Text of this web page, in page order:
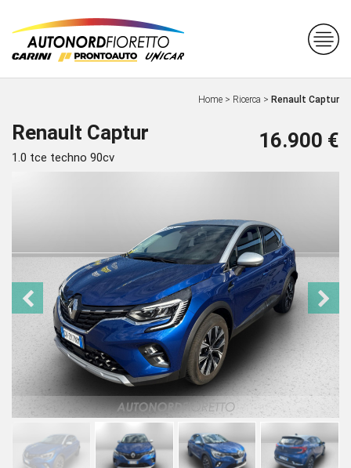
Home > Ricerca > Renault Captur
Renault Captur
1.0 tce techno 90cv
16.900 €